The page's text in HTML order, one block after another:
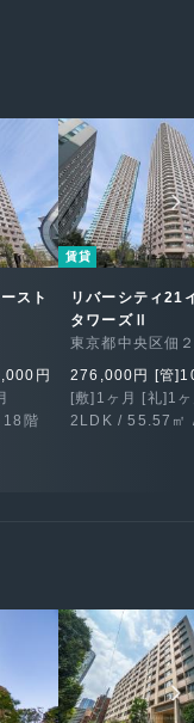
スト
円
階
賃貸
リバーシティ21
タワーズⅡ
東京都中央区佃
276,000円 [管
[敷]1ヶ月 [礼]1
2LDK / 55.57㎡